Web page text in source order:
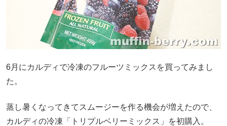
6月にカルディで冷凍のフルーツミックスを買ってみまし
た。
蒸し暑くなってきてスムージーを作る機会が増えたので、
カルディの冷凍「トリプルベリーミックス」を初購入。